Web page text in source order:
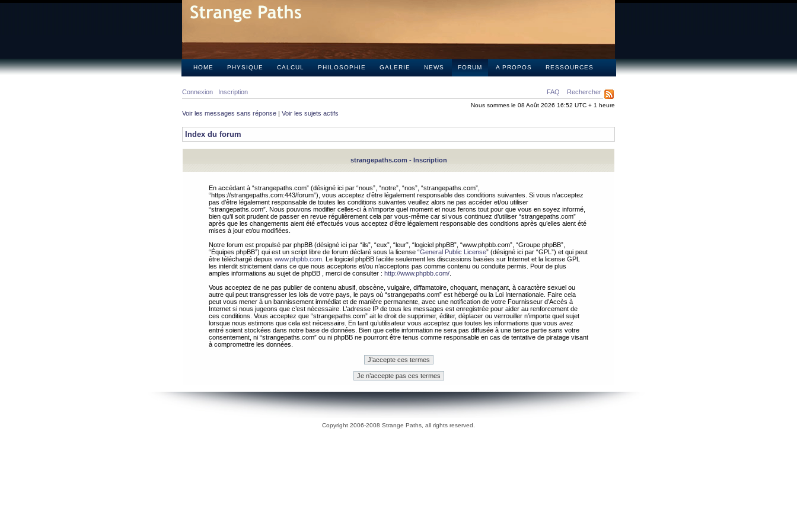
HOME PHYSIQUE CALCUL PHILOSOPHIE GALERIE NEWS FORUM A PROPOS RESSOURCES
FAQ Rechercher
Connexion Inscription
Nous sommes le 08 Août 2026 16:52 UTC + 1 heure
Voir les messages sans réponse | Voir les sujets actifs
Index du forum
strangepaths.com - Inscription
En accédant à “strangepaths.com” (désigné ici par “nous”, “notre”, “nos”, “strangepaths.com”,
“https://strangepaths.com:443/forum”), vous acceptez d’être légalement responsable des conditions suivantes. Si vous n’acceptez
pas d’être légalement responsable de toutes les conditions suivantes veuillez alors ne pas accéder et/ou utiliser
“strangepaths.com”. Nous pouvons modifier celles-ci à n’importe quel moment et nous ferons tout pour que vous en soyez informé,
bien qu’il soit prudent de passer en revue régulièrement cela par vous-même car si vous continuez d’utiliser “strangepaths.com”
après que les changements aient été effectués vous acceptez d’être légalement responsable des conditions après qu’elles aient été
mises à jour et/ou modifiées.
Notre forum est propulsé par phpBB (désigné ici par “ils”, “eux”, “leur”, “logiciel phpBB”, “www.phpbb.com”, “Groupe phpBB”,
“Équipes phpBB”) qui est un script libre de forum déclaré sous la license “General Public License” (désigné ici par “GPL”) et qui peut
être téléchargé depuis www.phpbb.com . Le logiciel phpBB facilite seulement les discussions basées sur Internet et la license GPL
les interdit strictement dans ce que nous acceptons et/ou n’acceptons pas comme contenu ou conduite permis. Pour de plus
amples informations au sujet de phpBB , merci de consulter : http://www.phpbb.com/
Vous acceptez de ne pas publier de contenu abusif, obscène, vulgaire, diffamatoire, choquant, menaçant, à caractère sexuel ou
autre qui peut transgresser les lois de votre pays, le pays où “strangepaths.com” est hébergé ou la Loi Internationale. Faire cela
peut vous mener à un bannissement immédiat et de manière permanente, avec une notification de votre Fournisseur d’Accès à
Internet si nous jugeons que c’est nécessaire. L’adresse IP de tous les messages est enregistrée pour aider au renforcement de
ces conditions. Vous acceptez que “strangepaths.com” ait le droit de supprimer, éditer, déplacer ou verrouiller n’importe quel sujet
lorsque nous estimons que cela est nécessaire. En tant qu’utilisateur vous acceptez que toutes les informations que vous avez
entré soient stockées dans notre base de données. Bien que cette information ne sera pas diffusée à une tierce partie sans votre
consentement, ni “strangepaths.com” ou ni phpBB ne pourront être tenus comme responsable en cas de tentative de piratage visant
à compromettre les données.
Copyright 2006-2008 Strange Paths, all rights reserved.